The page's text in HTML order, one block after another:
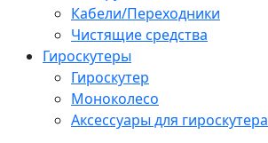
Кабели/Переходники
Чистящие средства
Гироскутеры
Гироскутер
Моноколесо
Аксессуары для гироскутера